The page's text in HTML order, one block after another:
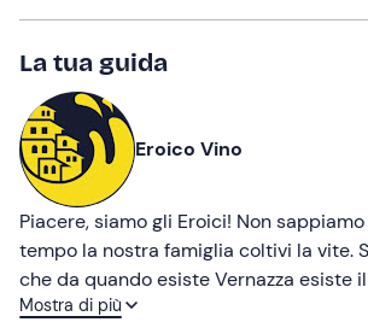
La tua guida
Eroico Vino
Piacere, siamo gli Eroici! Non
tempo la nostra famiglia coltivi la vite.
che da quando esiste Vernazza esiste
ci piace pensare che secoli di storia ci
Mostra di più